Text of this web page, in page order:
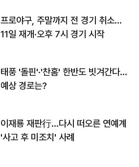
프로야구, 주말까지 전 경기 취소…
11일 재개·오후 7시 경기 시작
태풍 '돌핀'·'찬홈' 한반도 빗겨간다…
예상 경로는?
이재룡 재판行…다시 떠오른 연예계
'사고 후 미조치' 사례